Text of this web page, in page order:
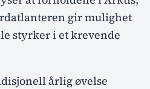
gir mulighet
styrker i et krevende
årlig øvelse